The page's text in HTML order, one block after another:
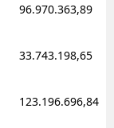
96.970.363,89
33.743.198,65
123.196.696,84